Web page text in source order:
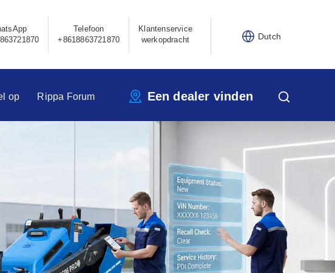
Telefoon
+8618863721870
Klantenservice
werkopdracht
Dutch
op Rippa Forum Een dealer vinden